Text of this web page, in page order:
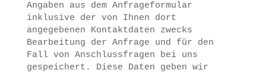
Angaben aus dem Anfrageformular
inklusive der von Ihnen dort
angegebenen Kontaktdaten zwecks
Bearbeitung der Anfrage und für den
Fall von Anschlussfragen bei uns
gespeichert. Diese Daten geben wir